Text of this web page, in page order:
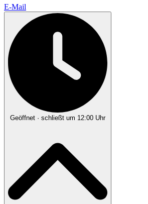
E-Mail
Geöffnet · schließt um 12:00 Uhr